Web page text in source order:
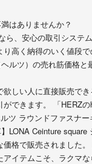
はありませんか？
ら、安心の取引システ
高く納得のいく値段で
ルツ）の売れ筋価格と
しい人に直接販売で
できます。 「HERZ
ツ ラウンドファスナ
LONA Ceinture
格で販売されました
イテムこそ、ラクマ